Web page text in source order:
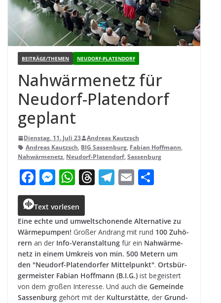
BEITRÄGE/THEMEN NEUDORF-PLATENDORF
Nah­wär­me­netz für
Neu­dorf-Pla­ten­dorf
geplant
Dienstag, 11. Juli 23
Andreas Kautzsch
Andreas Kautzsch, BIG Sassenburg, Fabian Hoffmann,
Nahwärmenetz, Neudorf-Platendorf, Sassenburg
F
a
c
e
b
o
o
k
M
e
ss
e
n
g
e
r
W
h
a
ts
A
p
p
T
e
a
d
s
T
g
r
a
m
E
l n
Text vorlesen
Eine echte und umwelt­scho­nende Alter­na­tive zu
Wär­me­pum­pen! Gro­ßer Andrang mit rund 100 Zuhö­
rern an der Info-Ver­an­stal­tung für ein Nah­wär­me­
netz in einem Umkreis von min. 500 Metern um
den "Neu­dorf-Pla­ten­dor­fer Mit­tel­punkt". Orts­bür­
ger­meis­ter Fabian Hoff­mann (B.I.G.) ist begeis­tert
von dem gro­ßen Inter­esse. Und auch die Gemeinde
Sas­sen­burg gehört mit der Kul­tur­stätte, der Grund­